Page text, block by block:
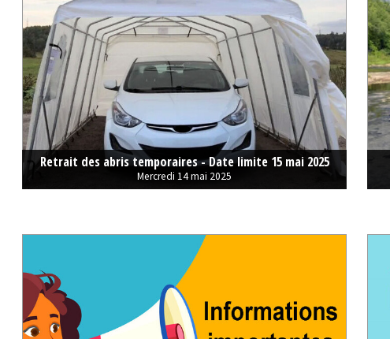
Retrait des abris temporaires - Date limite 15 mai 2025
Mercredi 14 mai 2025